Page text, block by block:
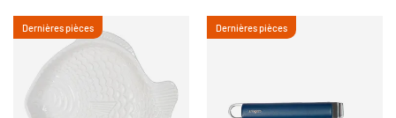
Dernières pièces Dernières pièces